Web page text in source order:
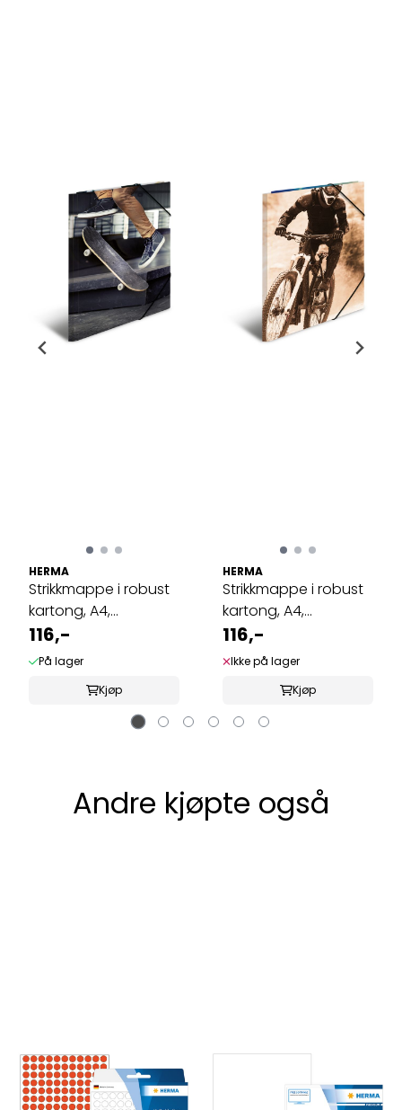
HERMA
Strikkmappe i robust
kartong, A4,
Skateboard (3 ...
116,-
På lager
Kjøp
HERMA
Strikkmappe i robust
kartong, A4,
Montainbike (3 ...
116,-
Ikke på lager
Kjøp
Andre kjøpte også